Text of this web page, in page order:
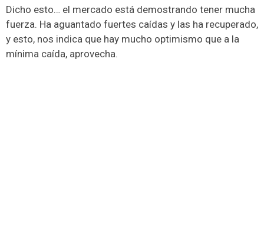
Dicho esto… el mercado está demostrando tener mucha
fuerza. Ha aguantado fuertes caídas y las ha recuperado,
y esto, nos indica que hay mucho optimismo que a la
mínima caída, aprovecha.